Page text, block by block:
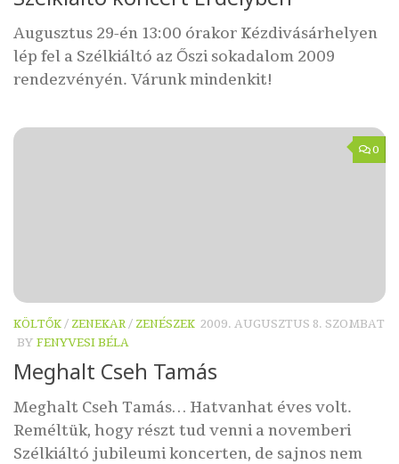
Augusztus 29-én 13:00 órakor Kézdivásárhelyen
lép fel a Szélkiáltó az Őszi sokadalom 2009
rendezvényén. Várunk mindenkit!
0
KÖLTŐK/ ZENEKAR/ ZENÉSZEK 2009. AUGUSZTUS 8. SZOMBAT
BY FENYVESI BÉLA
Meghalt Cseh Tamás
Meghalt Cseh Tamás… Hatvanhat éves volt.
Reméltük, hogy részt tud venni a novemberi
Szélkiáltó jubileumi koncerten, de sajnos nem